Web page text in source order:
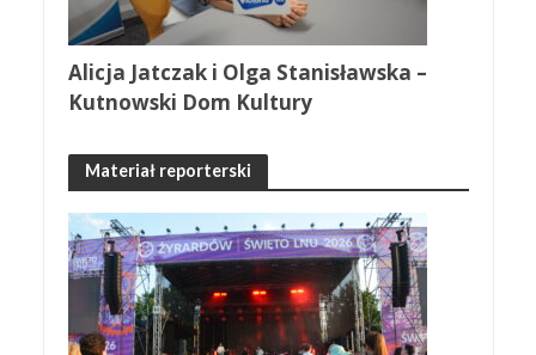
Alicja Jatczak i Olga Stanisławska –
Kutnowski Dom Kultury
Materiał reporterski